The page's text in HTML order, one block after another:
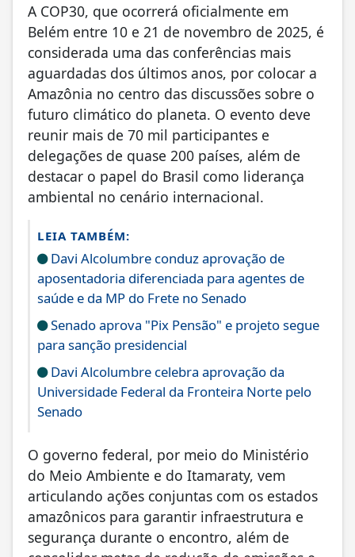
A COP30, que ocorrerá oficialmente em
Belém entre 10 e 21 de novembro de 2025, é
considerada uma das conferências mais
aguardadas dos últimos anos, por colocar a
Amazônia no centro das discussões sobre o
futuro climático do planeta. O evento deve
reunir mais de 70 mil participantes e
delegações de quase 200 países, além de
destacar o papel do Brasil como liderança
ambiental no cenário internacional.
LEIA TAMBÉM:
Davi Alcolumbre conduz aprovação de
aposentadoria diferenciada para agentes de
saúde e da MP do Frete no Senado
Senado aprova "Pix Pensão" e projeto segue
para sanção presidencial
Davi Alcolumbre celebra aprovação da
Universidade Federal da Fronteira Norte pelo
Senado
O governo federal, por meio do Ministério
do Meio Ambiente e do Itamaraty, vem
articulando ações conjuntas com os estados
amazônicos para garantir infraestrutura e
segurança durante o encontro, além de